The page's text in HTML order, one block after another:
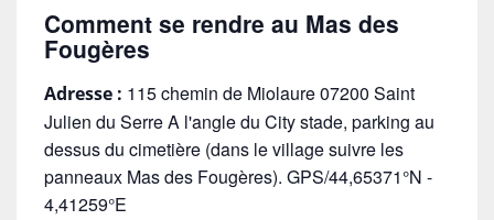
Comment se rendre au Mas des
Fougères
Adresse : 115 chemin de Miolaure 07200 Saint
Julien du Serre A l'angle du City stade, parking au
dessus du cimetière (dans le village suivre les
panneaux Mas des Fougères). GPS/44,65371°N -
4,41259°E